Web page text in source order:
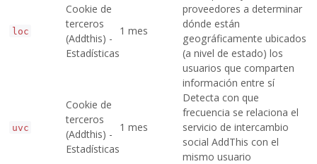
loc
Cookie de
terceros
(Addthis) -
Estadísticas
1 mes
proveedores a determinar
dónde están
geográficamente ubicados
(a nivel de estado) los
usuarios que comparten
información entre sí
uvc
Cookie de
terceros
(Addthis) -
Estadísticas
1 mes
Detecta con que
frecuencia se relaciona el
servicio de intercambio
social AddThis con el
mismo usuario